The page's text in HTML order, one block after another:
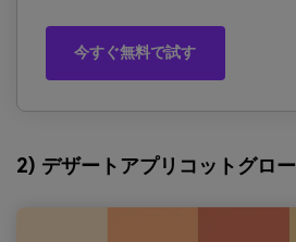
今すぐ無料で試す
2) デザートアプリコットグロー